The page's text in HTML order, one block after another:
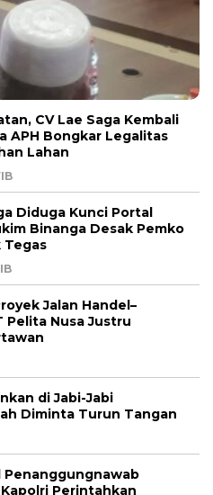
CV Lae Saga Kembali
APH Bongkar Legalitas
Lahan
Diduga Kunci Portal
Binanga Desak Pemko
Tegas
Jalan Handel–
Pelita Nusa Justru
di Jabi-Jabi
Diminta Turun Tangan
Penanggungnawab
Perintahkan